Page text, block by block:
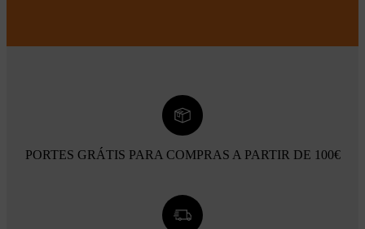
PORTES GRÁTIS PARA COMPRAS A PARTIR DE 100€